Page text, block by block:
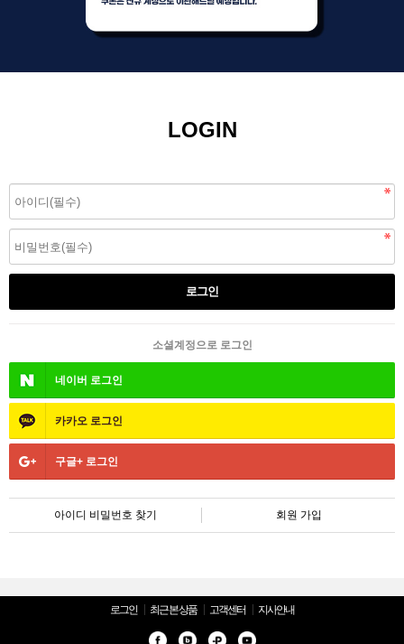
LOGIN
소셜계정으로 로그인
네이버 로그인
카카오 로그인
구글+ 로그인
아이디 비밀번호 찾기 회원 가입
로그인 최근 본 상품 고객센터 지사안내